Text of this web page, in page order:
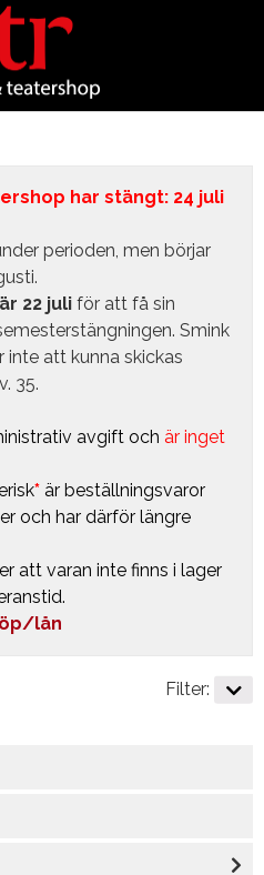
har stängt: 24 juli
perioden, men börjar
22 juli för att få sin
Smink
att kunna skickas
35.
avgift och är inget
* är beställningsvaror
och har därför längre
att varan inte finns i lager
lån
Filter: